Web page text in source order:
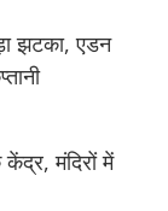
झटका, एडन
मंदिरों में